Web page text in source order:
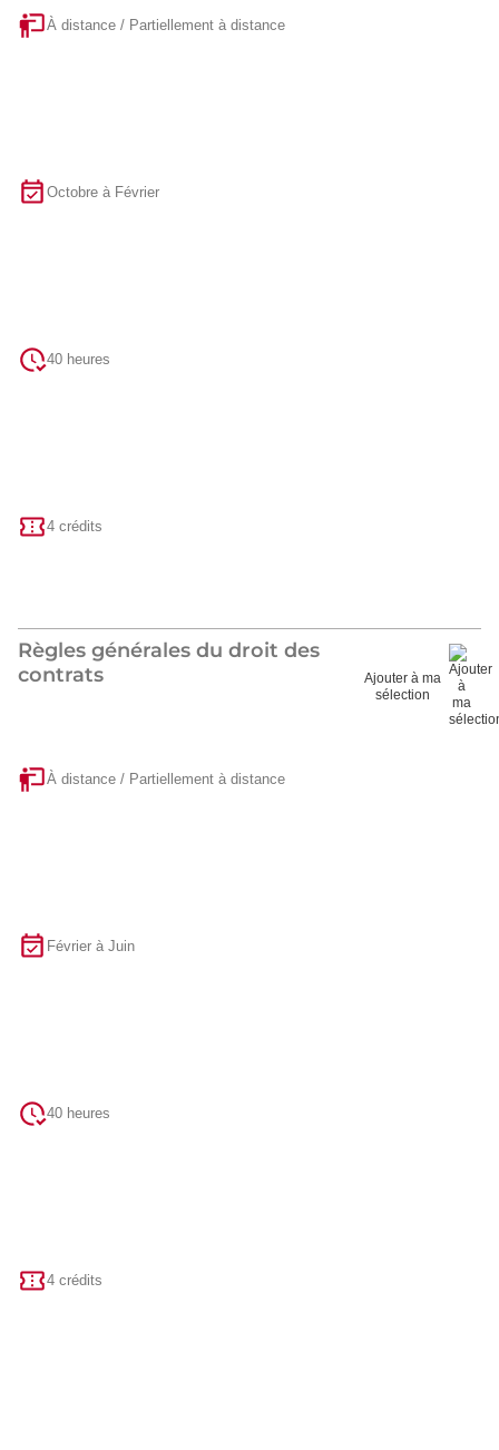
À distance / Partiellement à distance
Octobre à Février
40 heures
4 crédits
Règles générales du droit des
contrats
Ajouter à ma
sélection
À distance / Partiellement à distance
Février à Juin
40 heures
4 crédits